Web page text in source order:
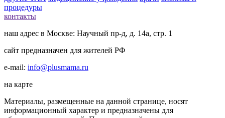
процедуры
контакты
наш адрес в Москве: Научный пр-д, д. 14а, стр. 1
сайт предназначен для жителей РФ
e-mail: info@plusmama.ru
на карте
Материалы, размещенные на данной странице, носят
информационный характер и предназначены для